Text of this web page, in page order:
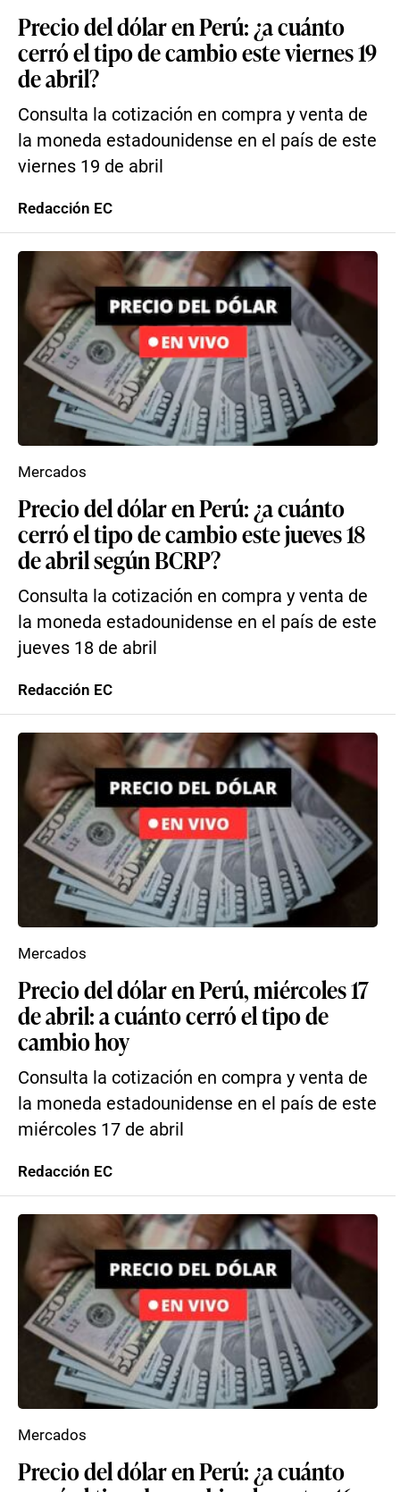
Precio del dólar en Perú: ¿a cuánto
cerró el tipo de cambio este viernes 19
de abril?
Consulta la cotización en compra y venta de
la moneda estadounidense en el país de este
viernes 19 de abril
Redacción EC
Precio del dólar en Perú: ¿a cuánto
cerró el tipo de cambio este jueves 18
de abril según BCRP?
Consulta la cotización en compra y venta de
la moneda estadounidense en el país de este
jueves 18 de abril
Mercados
Redacción EC
Precio del dólar en Perú, miércoles 17
de abril: a cuánto cerró el tipo de
cambio hoy
Consulta la cotización en compra y venta de
la moneda estadounidense en el país de este
miércoles 17 de abril
Mercados
Redacción EC
Precio del dólar en Perú: ¿a cuánto
Mercados